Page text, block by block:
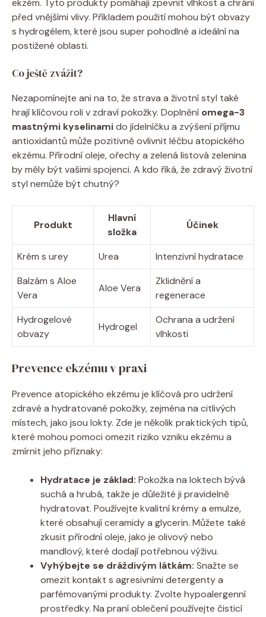
před⁤ vnějšími vlivy. Příkladem použití​ mohou⁢ být obvazy
⁢s hydrogélem,⁣ které jsou super pohodlné ⁢a ideální na
postižené‍ oblasti.
Co‌ ještě zvážit?
Nezapomínejte ani ​na to,⁤ že strava a životní ⁤styl ‌také
hrají klíčovou⁣ roli v zdraví pokožky. ⁣Doplnění omega-3​
mastnými kyselinamido jídelníčku a⁤ zvýšení příjmu
⁤antioxidantů ⁣může pozitivně ovlivnit léčbu‌ atopického
ekzému. Přírodní oleje, ořechy⁤ a ⁢zelená listová‍ zelenina
by měly být vašimi spojenci. A kdo‌ říká, že zdravý životní
​styl nemůže být chutný?⁣
Produkt
Hlavní
složka
Účinek
Krém s ‌urey Urea
Intenzivní ‌hydratace
Balzám s Aloe
Vera
Aloe Vera
Zklidnění a
⁤regenerace
Hydrogelové
obvazy
Hydrogel
Ochrana a udržení
vlhkosti
Prevence ekzému v ⁢praxi
Prevence⁣ atopického⁤ ekzému​ je klíčová pro ​udržení
zdravé‍ a hydratované pokožky, zejména​ na citlivých
místech, jako jsou lokty.‍ Zde je několik praktických tipů,‍
které mohou ⁤pomoci omezit⁢ riziko vzniku ekzému a​
zmírnit jeho ‍příznaky:
Hydratace je základ: Pokožka na loktech bývá
suchá a hrubá, takže je důležité ​ji pravidelně
hydratovat.‌ Používejte kvalitní krémy a ⁣emulze,
které obsahují ⁣ceramidy a‍ glycerin.‍ Můžete také
zkusit ​přírodní​ oleje, jako‌ je olivový nebo‌
mandlový, ‌které dodají potřebnou výživu.
Vyhýbejte se⁤ dráždivým ⁢látkám: Snažte ⁣se ​
omezit kontakt s ⁤agresivními⁤ detergenty a
parfémovanými ‍produkty. Zvolte hypoalergenní
prostředky. Na ⁣praní⁣ oblečení používejte čisticí